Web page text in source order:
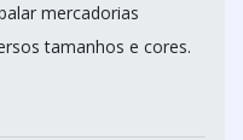
mercadorias
tamanhos e cores.